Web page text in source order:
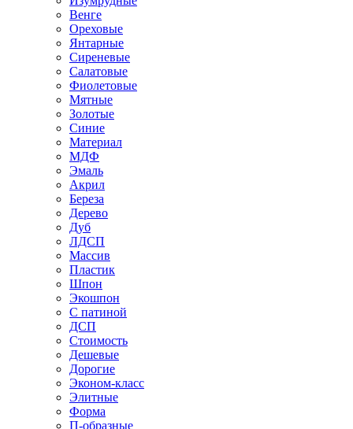
Венге
Ореховые
Янтарные
Сиреневые
Салатовые
Фиолетовые
Мятные
Золотые
Синие
Материал
МДФ
Эмаль
Акрил
Береза
Дерево
Дуб
ЛДСП
Массив
Пластик
Шпон
Экошпон
С патиной
ДСП
Стоимость
Дешевые
Дорогие
Эконом-класс
Элитные
Форма
П-образные